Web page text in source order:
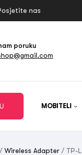
nas
poruku
MOBITELI
/ Wireless Adapter / TP-